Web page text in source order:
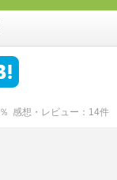
％ 感想・レビュー 14件